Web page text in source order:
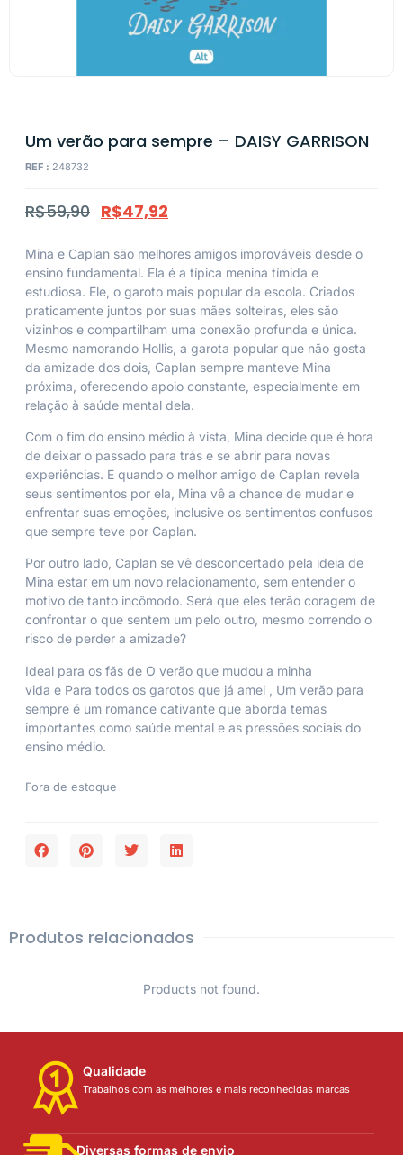
Um verão para sempre – DAISY GARRISON
REF : 248732
R$59,90 R$47,92
Mina e Caplan são melhores amigos improváveis desde o
ensino fundamental. Ela é a típica menina tímida e
estudiosa. Ele, o garoto mais popular da escola. Criados
praticamente juntos por suas mães solteiras, eles são
vizinhos e compartilham uma conexão profunda e única.
Mesmo namorando Hollis, a garota popular que não gosta
da amizade dos dois, Caplan sempre manteve Mina
próxima, oferecendo apoio constante, especialmente em
relação à saúde mental dela.
Com o fim do ensino médio à vista, Mina decide que é hora
de deixar o passado para trás e se abrir para novas
experiências. E quando o melhor amigo de Caplan revela
seus sentimentos por ela, Mina vê a chance de mudar e
enfrentar suas emoções, inclusive os sentimentos confusos
que sempre teve por Caplan.
Por outro lado, Caplan se vê desconcertado pela ideia de
Mina estar em um novo relacionamento, sem entender o
motivo de tanto incômodo. Será que eles terão coragem de
confrontar o que sentem um pelo outro, mesmo correndo o
risco de perder a amizade?
Ideal para os fãs de O verão que mudou a minha
vida e Para todos os garotos que já amei
Um verão para
sempre é um romance cativante que aborda temas
importantes como saúde mental e as pressões sociais do
ensino médio.
Fora de estoque
Produtos relacionados
Products not found.
Qualidade
Trabalhos com as melhores e mais reconhecidas marcas
Diversas formas de envio